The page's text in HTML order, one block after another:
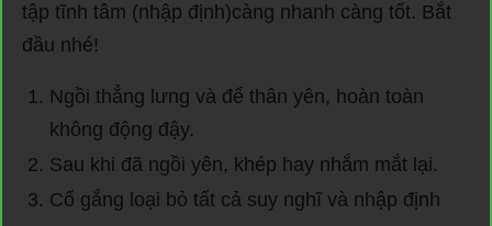
tập tĩnh tâm (nhập định)càng nhanh càng tốt. Bắt
đầu nhé!
Ngồi thẳng lưng và để thân yên, hoàn toàn
không động đậy.
Sau khi đã ngồi yên, khép hay nhắm mắt lại.
Cố gắng loại bỏ tất cả suy nghĩ và nhập định